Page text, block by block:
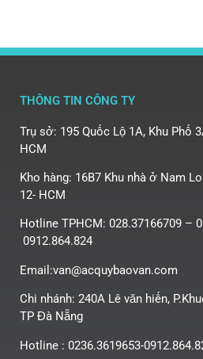
THÔNG TIN CÔNG TY
Trụ sở: 195 Quốc Lộ 1A, Khu Phố
HCM
Kho hàng: 16B7 Khu nhà ở Nam
12- HCM
Hotline TPHCM: 028.37166709 –
0912.864.824
Email:van@acquybaovan.com
Chi nhánh: 240A Lê văn hiến,
TP Đà Nẵng
Hotline : 0236.3619653-